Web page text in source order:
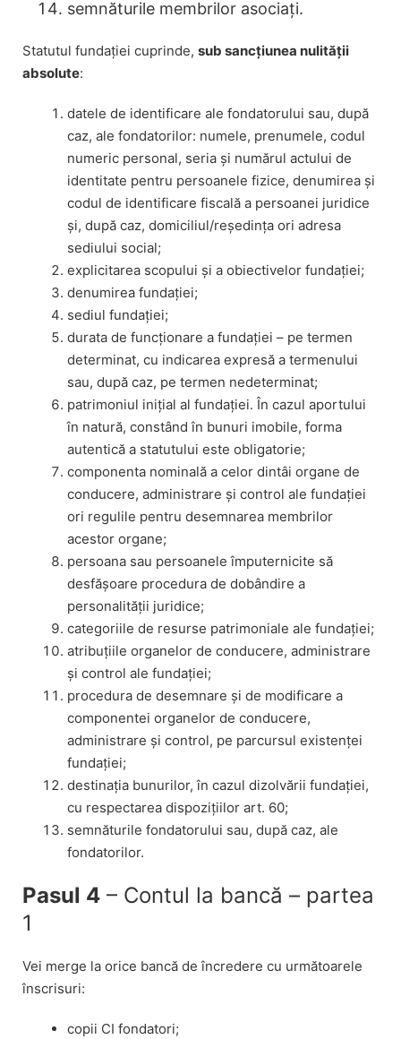
semnăturile membrilor asociați.
Statutul fundației cuprinde, sub sancțiunea nulității
absolute:
datele de identificare ale fondatorului sau, după
caz, ale fondatorilor: numele, prenumele, codul
numeric personal, seria și numărul actului de
identitate pentru persoanele fizice, denumirea și
codul de identificare fiscală a persoanei juridice
și, după caz, domiciliul/reședința ori adresa
sediului social;
explicitarea scopului și a obiectivelor fundației;
denumirea fundației;
sediul fundației;
durata de funcționare a fundației – pe termen
determinat, cu indicarea expresă a termenului
sau, după caz, pe termen nedeterminat;
patrimoniul inițial al fundației. În cazul aportului
în natură, constând în bunuri imobile, forma
autentică a statutului este obligatorie;
componenta nominală a celor dintâi organe de
conducere, administrare și control ale fundației
ori regulile pentru desemnarea membrilor
acestor organe;
persoana sau persoanele împuternicite să
desfășoare procedura de dobândire a
personalității juridice;
categoriile de resurse patrimoniale ale fundației;
atribuțiile organelor de conducere, administrare
și control ale fundației;
procedura de desemnare și de modificare a
componentei organelor de conducere,
administrare și control, pe parcursul existenței
fundației;
destinația bunurilor, în cazul dizolvării fundației,
cu respectarea dispozițiilor art. 60;
semnăturile fondatorului sau, după caz, ale
fondatorilor.
Pasul 4 – Contul la bancă – partea
1
Vei merge la orice bancă de încredere cu următoarele
înscrisuri:
copii CI fondatori;